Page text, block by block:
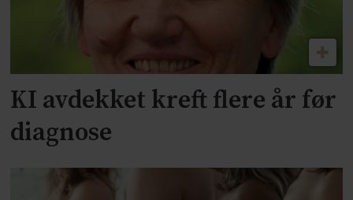
KI avdekket kreft flere år før
diagnose